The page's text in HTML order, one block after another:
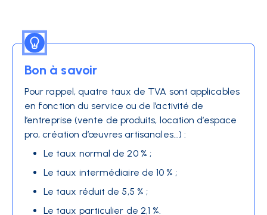
Bon à savoir
Pour rappel, quatre taux de TVA sont applicables
en fonction du service ou de l’activité de
l’entreprise (vente de produits, location d’espace
pro, création d’œuvres artisanales...) :
Le taux normal de 20 % ;
Le taux intermédiaire de 10 % ;
Le taux réduit de 5,5 % ;
Le taux particulier de 2,1 %.